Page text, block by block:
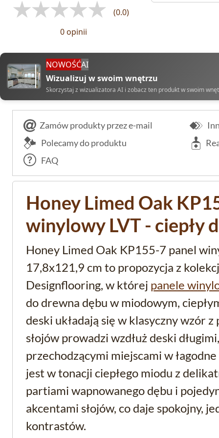
(0.0)
0 opinii
NOWOŚĆAI
Wizualizuj w swoim wnętrzu
Skorzystaj z wizualizatora AI i zobacz ten produkt w swoim
Zamów produkty przez e-mail
Polecamy do produktu
FAQ
Honey Limed Oak
winylowy LVT - ciepły
Honey Limed Oak KP155-7 panel
17,8x121,9 cm to propozycja z
Designflooring, w której panele
do drewna dębu w miodowym,
deski układają się w klasyczny wzór
słojów prowadzi wzdłuż deski
przechodzącymi miejscami w
jest w tonacji ciepłego miodu z
partiami wapnowanego dębu i
akcentami słojów, co daje spokojny,
kontrastów.